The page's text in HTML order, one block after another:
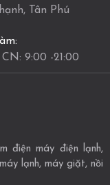
Tân Phú
9:00 -21:00
điện máy điện lạnh,
lạnh, máy giặt, nồi